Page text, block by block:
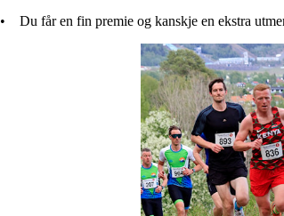
• Du får en fin premie og kanskje en ekstra